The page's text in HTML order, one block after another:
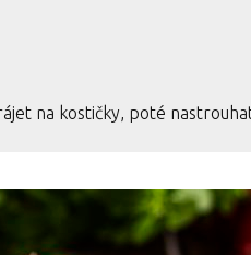
na kostičky, poté